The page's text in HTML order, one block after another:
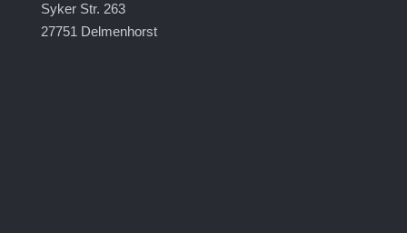
Syker Str. 263
27751 Delmenhorst